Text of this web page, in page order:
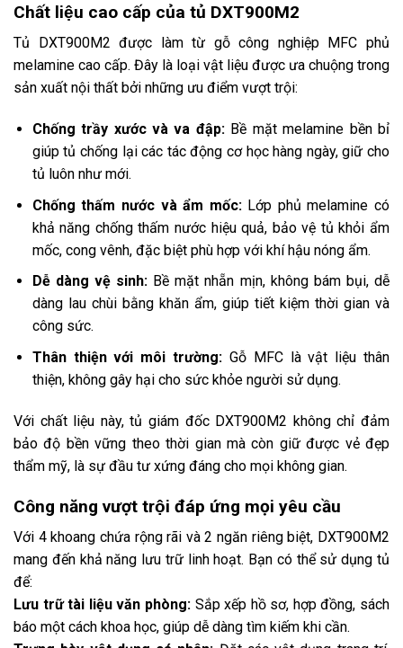
Chất liệu cao cấp của tủ DXT900M2
Tủ DXT900M2 được làm từ gỗ công nghiệp MFC phủ
melamine cao cấp. Đây là loại vật liệu được ưa chuộng trong
sản xuất nội thất bởi những ưu điểm vượt trội:
Chống trầy xước và va đập:Bề mặt melamine bền bỉ
giúp tủ chống lại các tác động cơ học hàng ngày, giữ cho
tủ luôn như mới.
Chống thấm nước và ẩm mốc:Lớp phủ melamine có
khả năng chống thấm nước hiệu quả, bảo vệ tủ khỏi ẩm
mốc, cong vênh, đặc biệt phù hợp với khí hậu nóng ẩm.
Dễ dàng vệ sinh: Bề mặt nhẵn mịn, không bám bụi, dễ
dàng lau chùi bằng khăn ẩm, giúp tiết kiệm thời gian và
công sức.
Thân thiện với môi trường: Gỗ MFC là vật liệu thân
thiện, không gây hại cho sức khỏe người sử dụng.
Với chất liệu này, tủ giám đốc DXT900M2 không chỉ đảm
bảo độ bền vững theo thời gian mà còn giữ được vẻ đẹp
thẩm mỹ, là sự đầu tư xứng đáng cho mọi không gian.
Công năng vượt trội đáp ứng mọi yêu cầu
Với 4 khoang chứa rộng rãi và 2 ngăn riêng biệt, DXT900M2
mang đến khả năng lưu trữ linh hoạt. Bạn có thể sử dụng tủ
để:
Lưu trữ tài liệu văn phòng:Sắp xếp hồ sơ, hợp đồng, sách
báo một cách khoa học, giúp dễ dàng tìm kiếm khi cần.